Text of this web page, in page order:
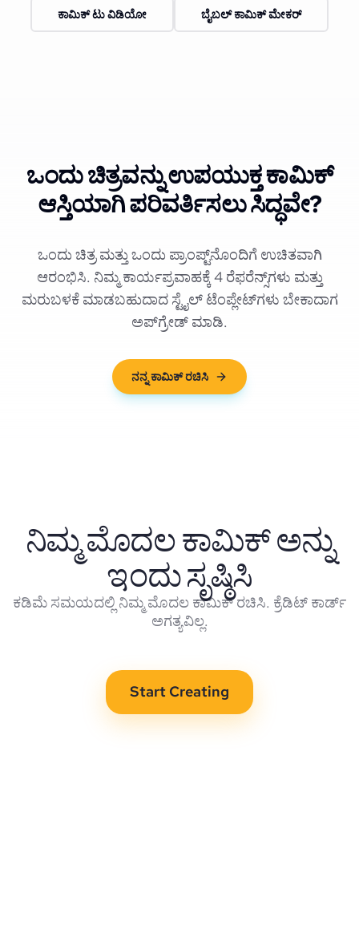
ಕಾಮಿಕ್ ಟು ವಿಡಿಯೋ ಬೈಬಲ್ ಕಾಮಿಕ್ ಮೇಕರ್
ಒಂದು ಚಿತ್ರವನ್ನು ಉಪಯುಕ್ತ ಕಾಮಿಕ್
ಆಸ್ತಿಯಾಗಿ ಪರಿವರ್ತಿಸಲು ಸಿದ್ಧವೇ?
ಒಂದು ಚಿತ್ರ ಮತ್ತು ಒಂದು ಪ್ರಾಂಪ್ಟ್‌ನೊಂದಿಗೆ ಉಚಿತವಾಗಿ
ಆರಂಭಿಸಿ. ನಿಮ್ಮ ಕಾರ್ಯಪ್ರವಾಹಕ್ಕೆ 4 ರೆಫರೆನ್ಸ್‌ಗಳು ಮತ್ತು
ಮರುಬಳಕೆ ಮಾಡಬಹುದಾದ ಸ್ಟೈಲ್ ಟೆಂಪ್ಲೇಟ್‌ಗಳು ಬೇಕಾದಾಗ
ಅಪ್‌ಗ್ರೇಡ್ ಮಾಡಿ.
ನನ್ನ ಕಾಮಿಕ್ ರಚಿಸಿ
ನಿಮ್ಮ ಮೊದಲ ಕಾಮಿಕ್ ಅನ್ನು
ಇಂದು ಸೃಷ್ಠಿಸಿ
ಕಡಿಮೆ ಸಮಯದಲ್ಲಿ ನಿಮ್ಮ ಮೊದಲ ಕಾಮಿಕ್ ರಚಿಸಿ. ಕ್ರೆಡಿಟ್ ಕಾರ್ಡ್
ಅಗತ್ಯವಿಲ್ಲ.
Start Creating